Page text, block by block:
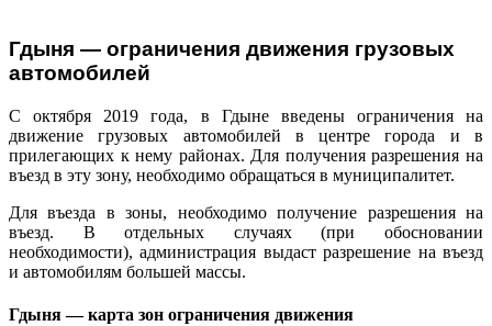
Гдыня — ограничения движения грузовых
автомобилей
С октября 2019 года, в Гдыне введены ограничения на
движение грузовых автомобилей в центре города и в
прилегающих к нему районах. Для получения разрешения на
въезд в эту зону, необходимо обращаться в муниципалитет.
Для въезда в зоны, необходимо получение разрешения на
въезд. В отдельных случаях (при обосновании
необходимости), администрация выдаст разрешение на въезд
и автомобилям большей массы.
Гдыня — карта зон ограничения движения